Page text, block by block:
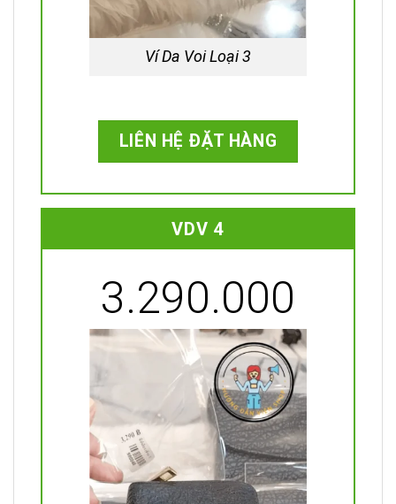
Ví Da Voi Loại 3
LIÊN HỆ ĐẶT HÀNG
VDV 4
3.290.000